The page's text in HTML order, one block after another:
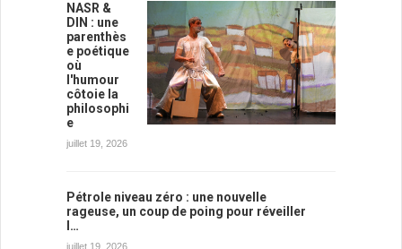
NASR &
DIN : une
parenthès
e poétique
où
l'humour
côtoie la
philosophi
e
juillet 19, 2026
Pétrole niveau zéro : une nouvelle
rageuse, un coup de poing pour réveiller
l…
juillet 19, 2026